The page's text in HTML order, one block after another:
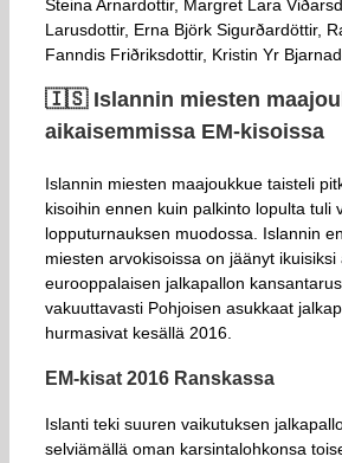
Steina Arnardottir, Margret Lara
Larusdottir, Erna Björk Sigurðardöttir,
Fanndis Friðriksdottir, Kristin Yr
🇮🇸​ Islannin miesten
aikaisemmissa EM-kisoissa
Islannin miesten maajoukkue taisteli
kisoihin ennen kuin palkinto lopulta tuli
lopputurnauksen muodossa. Islannin
miesten arvokisoissa on jäänyt ikuisiksi
eurooppalaisen jalkapallon
vakuuttavasti Pohjoisen asukkaat
hurmasivat kesällä 2016.
EM-kisat 2016 Ranskassa
Islanti teki suuren vaikutuksen
selviämällä oman karsintalohkonsa